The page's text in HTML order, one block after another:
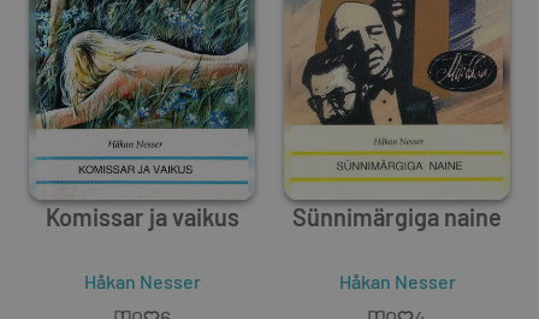
Komissar ja vaikus
Håkan Nesser
Sünnimärgiga naine
Håkan Nesser